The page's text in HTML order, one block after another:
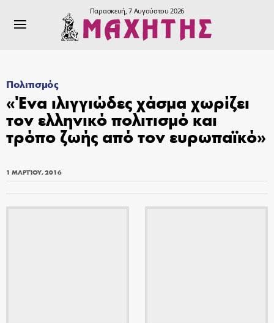
Παρασκευή, 7 Αυγούστου 2026
Πολιτισμός
«Ένα ιλιγγιώδες χάσμα χωρίζει
τον ελληνικό πολιτισμό και
τρόπο ζωής από τον ευρωπαϊκό»
1 ΜΑΡΤΊΟΥ, 2016